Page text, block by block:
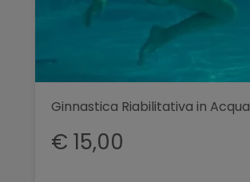
Ginnastica Riabilitativa in Acqua
€ 15,00